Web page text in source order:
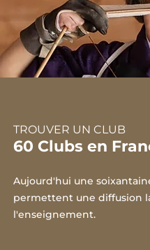
TROUVER UN CLUB
60 Clubs en
Aujourd'hui une
permettent une diffusion
l'enseignement.